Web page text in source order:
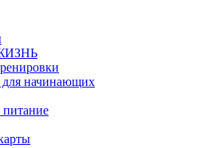
для начинающих